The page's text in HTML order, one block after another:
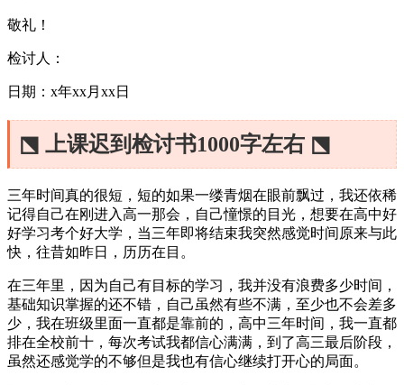
敬礼！
检讨人：
日期：x年xx月xx日
⬔ 上课迟到检讨书1000字左右 ⬔
三年时间真的很短，短的如果一缕青烟在眼前飘过，我还依稀
记得自己在刚进入高一那会，自己憧憬的目光，想要在高中好
好学习考个好大学，当三年即将结束我突然感觉时间原来与此
快，往昔如昨日，历历在目。
在三年里，因为自己有目标的学习，我并没有浪费多少时间，
基础知识掌握的还不错，自己虽然有些不满，至少也不会差多
少，我在班级里面一直都是靠前的，高中三年时间，我一直都
排在全校前十，每次考试我都信心满满，到了高三最后阶段，
虽然还感觉学的不够但是我也有信心继续打开心的局面。